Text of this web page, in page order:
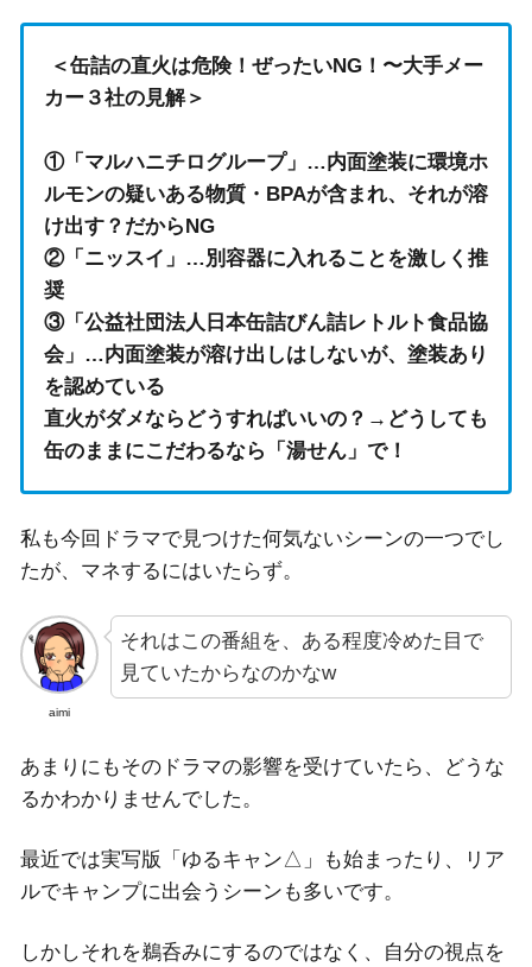
＜缶詰の直火は危険！ぜったいNG！〜大手メー
カー３社の見解＞
①「マルハニチログループ」…内面塗装に環境ホ
ルモンの疑いある物質・BPAが含まれ、それが溶
け出す？だからNG
②「ニッスイ」…別容器に入れることを激しく推
奨
③「公益社団法人日本缶詰びん詰レトルト食品協
会」…内面塗装が溶け出しはしないが、塗装あり
を認めている
直火がダメならどうすればいいの？→どうしても
缶のままにこだわるなら「湯せん」で！
私も今回ドラマで見つけた何気ないシーンの一つでし
たが、マネするにはいたらず。
aimi
それはこの番組を、ある程度冷めた目で
見ていたからなのかなw
あまりにもそのドラマの影響を受けていたら、どうな
るかわかりませんでした。
最近では実写版「ゆるキャン△」も始まったり、リア
ルでキャンプに出会うシーンも多いです。
しかしそれを鵜呑みにするのではなく、自分の視点を